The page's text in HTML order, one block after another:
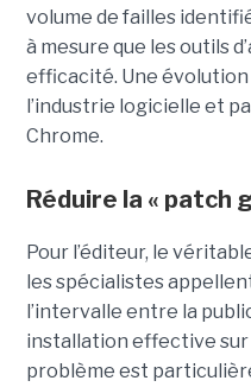
volume de failles
à mesure que les outils
efficacité. Une évolution
l’industrie logicielle et
Chrome.
Réduire la « patch
Pour l’éditeur, le
les spécialistes
l’intervalle entre la
installation effective
problème est